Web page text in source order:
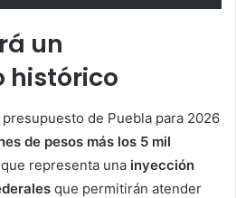
un
histórico
de Puebla para 2026
de pesos más los 5 mil
representa una inyección
que permitirán atender